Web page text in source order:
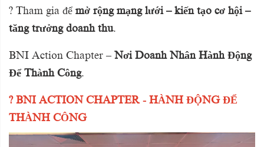
? Tham gia để mở rộng mạng lưới – kiến tạo cơ hội –
tăng trưởng doanh thu.
BNI Action Chapter – Nơi Doanh Nhân Hành Động
Để Thành Công.
? BNI ACTION CHAPTER - HÀNH ĐỘNG ĐỂ
THÀNH CÔNG